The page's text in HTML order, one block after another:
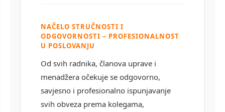
NAČELO STRUČNOSTI I
ODGOVORNOSTI – PROFESIONALNOST
U POSLOVANJU
Od svih radnika, članova uprave i
menadžera očekuje se odgovorno,
savjesno i profesionalno ispunjavanje
svih obveza prema kolegama,